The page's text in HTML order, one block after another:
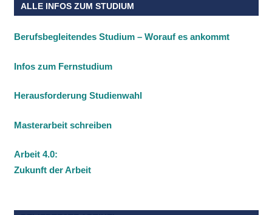
ALLE INFOS ZUM STUDIUM
Berufsbegleitendes Studium – Worauf es ankommt
Infos zum Fernstudium
Herausforderung Studienwahl
Masterarbeit schreiben
Arbeit 4.0:
Zukunft der Arbeit